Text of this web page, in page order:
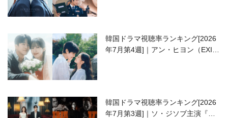
韓国ドラマ視聴率ランキング[2026
年7月第4週]｜アン・ヒヨン（EXID
韓国ドラマ視聴率ランキング[2026
年7月第3週]｜ソ・ジソブ主演『エ